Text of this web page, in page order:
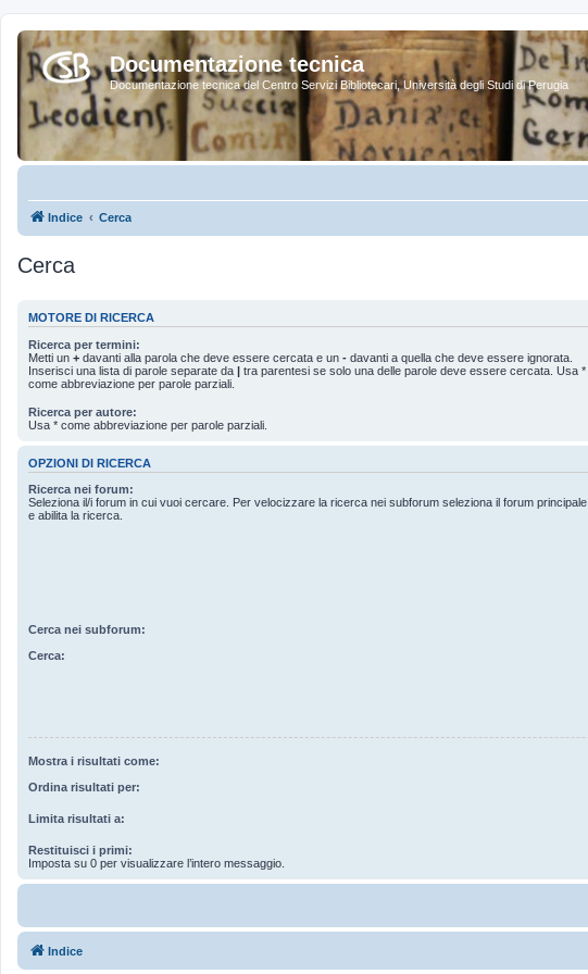
Documentazione tecnica
Documentazione tecnica del Centro Servizi Bibliotecari, Università degli Studi di Perugia
Indice Cerca
Cerca
MOTORE DI RICERCA
Ricerca per termini:
Metti un + davanti alla parola che deve essere cercata e un - davanti a quella che deve essere ignorata.
Inserisci una lista di parole separate da | tra parentesi se solo una delle parole deve essere cercata. Usa *
come abbreviazione per parole parziali.
Ricerca per autore:
Usa * come abbreviazione per parole parziali.
OPZIONI DI RICERCA
Ricerca nei forum:
Seleziona il/i forum in cui vuoi cercare. Per velocizzare la ricerca nei subforum seleziona il forum principale
e abilita la ricerca.
Cerca nei subforum:
Cerca:
Mostra i risultati come:
Ordina risultati per:
Limita risultati a:
Restituisci i primi:
Imposta su 0 per visualizzare l’intero messaggio.
Indice